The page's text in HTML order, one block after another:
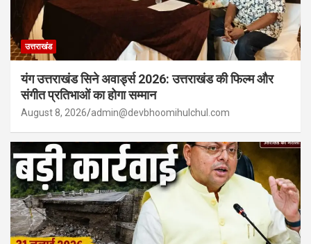
उत्तराखंड
यंग उत्तराखंड सिने अवार्ड्स 2026: उत्तराखंड की फिल्म और
संगीत प्रतिभाओं का होगा सम्मान
August 8, 2026 admin@devbhoomihulchul.com